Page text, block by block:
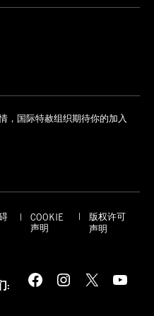
，国际特赦组织期待你的加入
COOKIE
声明
版权许可
声明
: Facebook Instagram X YouTube